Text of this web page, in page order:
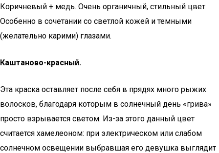
Коричневый + медь. Очень органичный, стильный цвет.
Особенно в сочетании со светлой кожей и темными
(желательно карими) глазами.
Каштаново-красный.
Эта краска оставляет после себя в прядях много рыжих
волосков, благодаря которым в солнечный день «грива»
просто взрывается светом. Из-за этого данный цвет
считается хамелеоном: при электрическом или слабом
солнечном освещении выбравшая его девушка выглядит